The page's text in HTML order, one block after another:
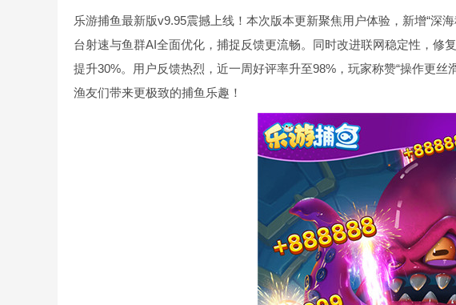
乐游捕鱼最新版v9.95震撼上线！本次版本更新聚焦用户体验，新增“深
台射速与鱼群AI全面优化，捕捉反馈更流畅。同时改进联网稳定性，修
提升30%。用户反馈热烈，近一周好评率升至98%，玩家称赞“操作更
渔友们带来更极致的捕鱼乐趣！